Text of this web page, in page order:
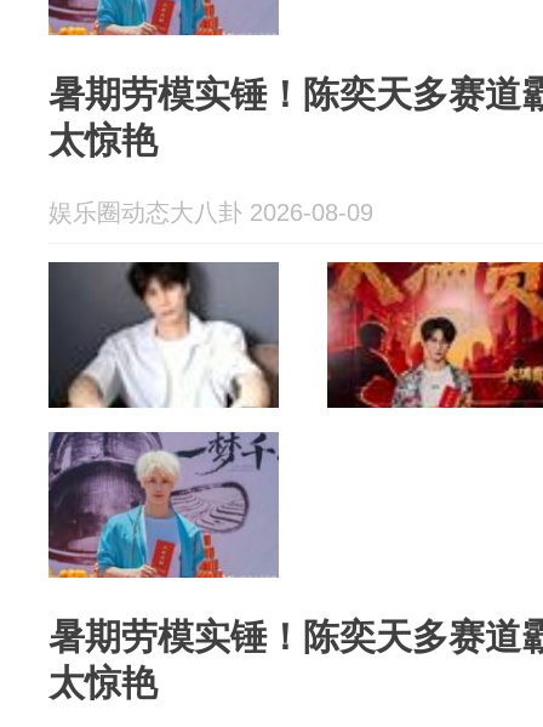
暑期劳模实锤！陈奕天多赛道
太惊艳
娱乐圈动态大八卦 2026-08-09
暑期劳模实锤！陈奕天多赛道
太惊艳